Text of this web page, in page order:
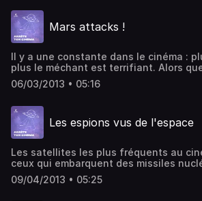
quelque chose à respirer ? ... La
même : terraformation. Écriture,
Quérenet.
Mars attacks !
Il y a une constante dans le cinéma :
plus le méchant est terrifiant. Alors
drôle, plus le méchant est
Mars attacks ou les martiens sont
Quérenet.
06/03/2013 • 05:16
Les espions vus de l'espace
Les satellites les plus fréquents au
ceux qui embarquent des missiles
armement plus ou moins sophistiqué.
satellites très appréciés à Hollywood,
09/04/2013 • 05:25